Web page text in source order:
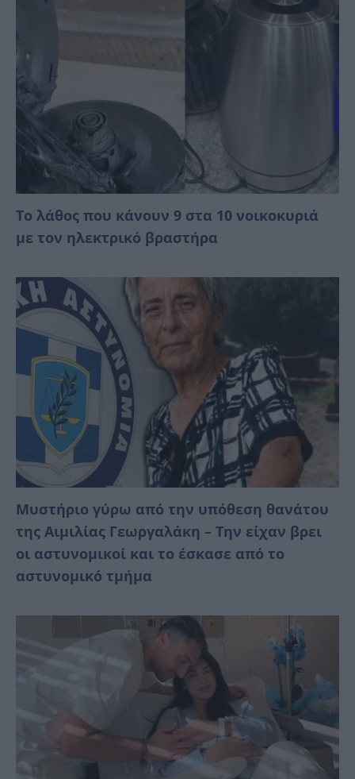
Το λάθος που κάνουν 9 στα 10 νοικοκυριά
με τον ηλεκτρικό βραστήρα
Mυστήριο γύρω από την υπόθεση θανάτου
της Αιμιλίας Γεωργαλάκη – Την είχαν βρει
οι αστυνομικοί και το έσκασε από το
αστυνομικό τμήμα